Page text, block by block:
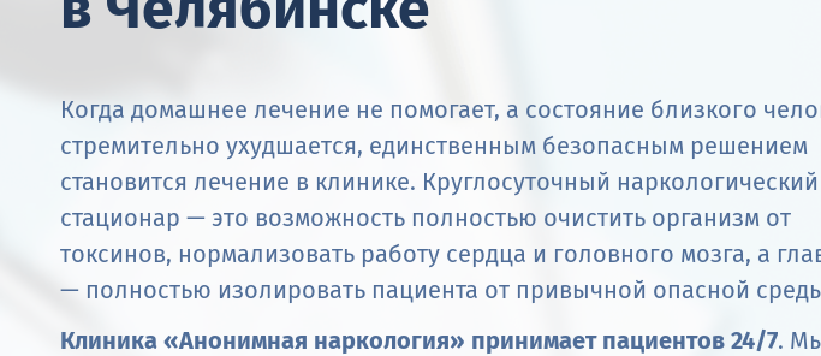
Когда домашнее лечение не помогает, а состояние близкого
стремительно ухудшается, единственным безопасным решением
становится лечение в клинике. Круглосуточный наркологический
стационар — это возможность полностью очистить организм от
токсинов, нормализовать работу сердца и головного мозга, а
— полностью изолировать пациента от привычной опасной
Клиника «Анонимная наркология» принимает пациентов 24/7.